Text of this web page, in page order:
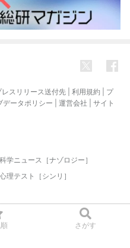
さがす
レスリリース送付先 利用規約
プ
データポリシー 運営会社
サイト
科学ニュース［ナゾロジー］
心理テスト［シンリ］